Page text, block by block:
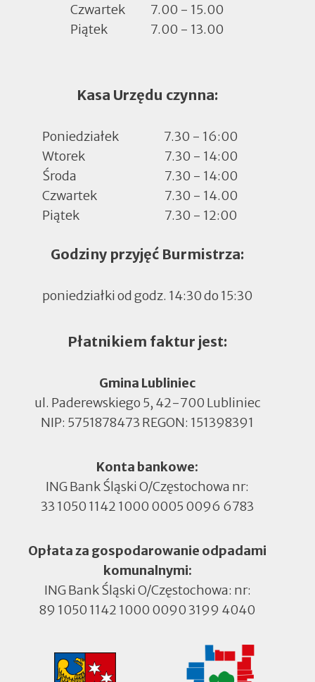
Czwartek
7.00 - 15.00
Piątek
7.00 - 13.00
Kasa Urzędu czynna:
Poniedziałek
7.30 - 16:00
Wtorek
7.30 - 14:00
Środa
7.30 - 14:00
Czwartek
7.30 - 14.00
Piątek
7.30 - 12:00
Godziny przyjęć Burmistrza:
poniedziałki od godz. 14:30 do 15:30
Płatnikiem faktur jest:
Gmina Lubliniec
ul. Paderewskiego 5, 42-700 Lubliniec
NIP: 5751878473 REGON: 151398391
Konta bankowe:
ING Bank Śląski O/Częstochowa nr:
33 1050 1142 1000 0005 0096 6783
Opłata za gospodarowanie odpadami
komunalnymi:
ING Bank Śląski O/Częstochowa: nr:
89 1050 1142 1000 0090 3199 4040